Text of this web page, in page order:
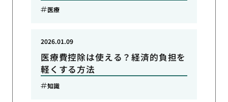
医療
医療費控除は使える？経済的負担を
軽くする方法
2026.01.09
知識